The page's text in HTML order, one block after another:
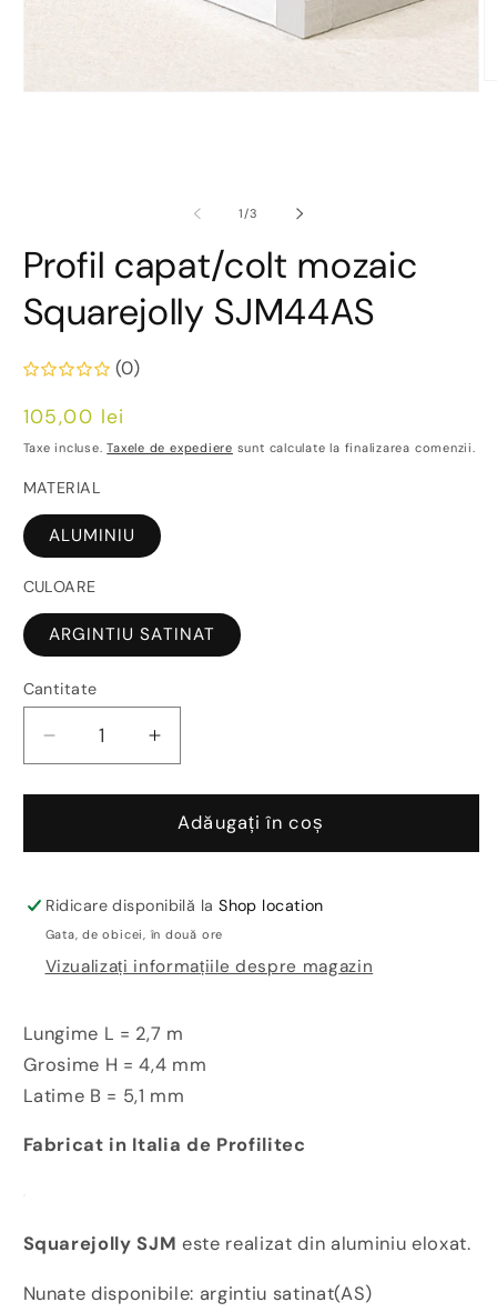
1/din
3
Profil capat/colt mozaic
Squarejolly SJM44AS
(0)
Preț
obișnuit
105,00 lei
Taxe incluse.Taxele de expediere sunt calculate la finalizarea comenzii.
MATERIAL
ALUMINIU
CULOARE
ARGINTIU SATINAT
Cantitate
Reduceți
cantitatea
pentru
capat/colt
Squarejolly
SJM44AS
Creșteți
cantitatea
pentru
Profil
capat/colt
Squarejolly
SJM44AS
Adăugați în coș
Ridicare disponibilă laShop location
Gata, de obicei, în două ore
Vizualizați informațiile despre magazin
Lungime L = 2,7 m
Grosime H = 4,4 mm
Latime B = 5,1 mm
Fabricat in Italia de Profilitec
Squarejolly SJM este realizat din aluminiu eloxat.
Nunate disponibile: argintiu satinat(AS)